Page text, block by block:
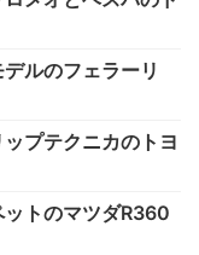
ルのフェラーリ
プテクニカのトヨ
トのマツダR360